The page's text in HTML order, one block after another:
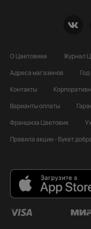
О Цветовике Журнал
Адреса магазинов
Контакты
Варианты оплаты
Франшиза Цветовик
Правила акции - Букет